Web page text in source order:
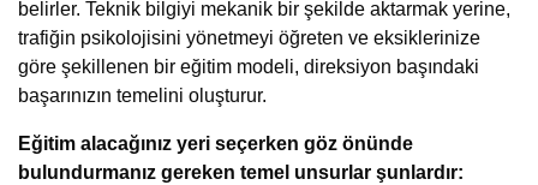
belirler. Teknik bilgiyi mekanik bir şekilde aktarmak yerine,
trafiğin psikolojisini yönetmeyi öğreten ve eksiklerinize
göre şekillenen bir eğitim modeli, direksiyon başındaki
başarınızın temelini oluşturur.
Eğitim alacağınız yeri seçerken göz önünde
bulundurmanız gereken temel unsurlar şunlardır: